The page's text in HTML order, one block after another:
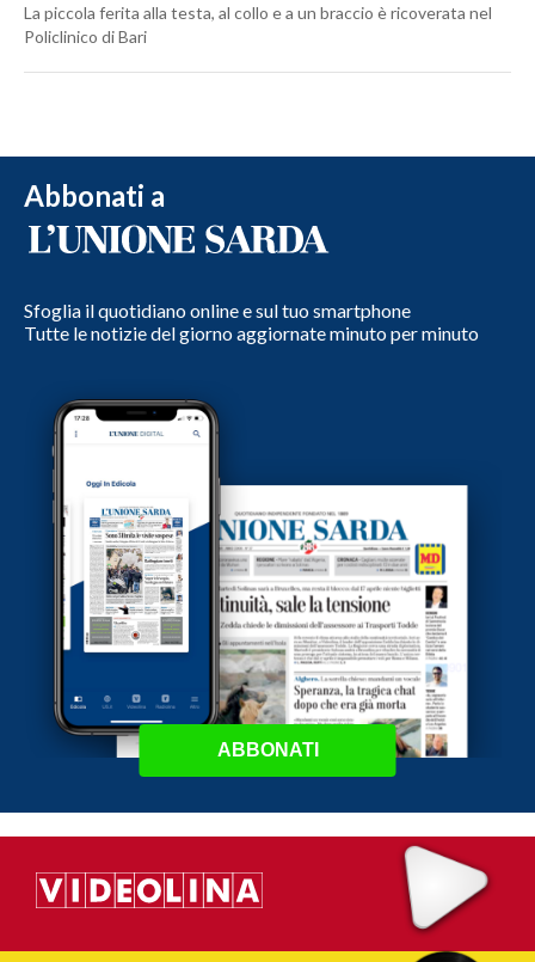
La piccola ferita alla testa, al collo e a un braccio è ricoverata nel
Policlinico di Bari
Abbonati a
Sfoglia il quotidiano online e sul tuo smartphone
Tutte le notizie del giorno aggiornate minuto per minuto
ABBONATI